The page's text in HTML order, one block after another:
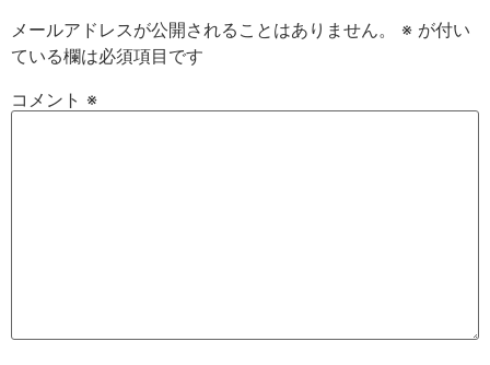
メールアドレスが公開されることはありません。 ※ が付い
ている欄は必須項目です
コメント ※